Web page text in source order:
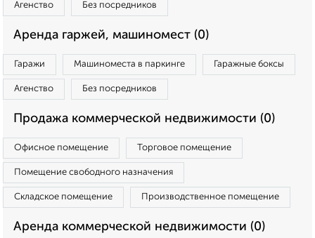
Агенство Без посредников
Аренда гаржей, машиномест (0)
Гаражи Машиноместа в паркинге Гаражные боксы
Агенство Без посредников
Продажа коммерческой недвижимости (0)
Офисное помещение Торговое помещение
Помещение свободного назначения
Складское помещение Производственное помещение
Аренда коммерческой недвижимости (0)